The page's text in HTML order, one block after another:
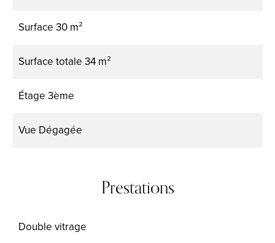
Surface 30 m²
Surface totale 34 m²
Étage 3ème
Vue Dégagée
Prestations
Double vitrage